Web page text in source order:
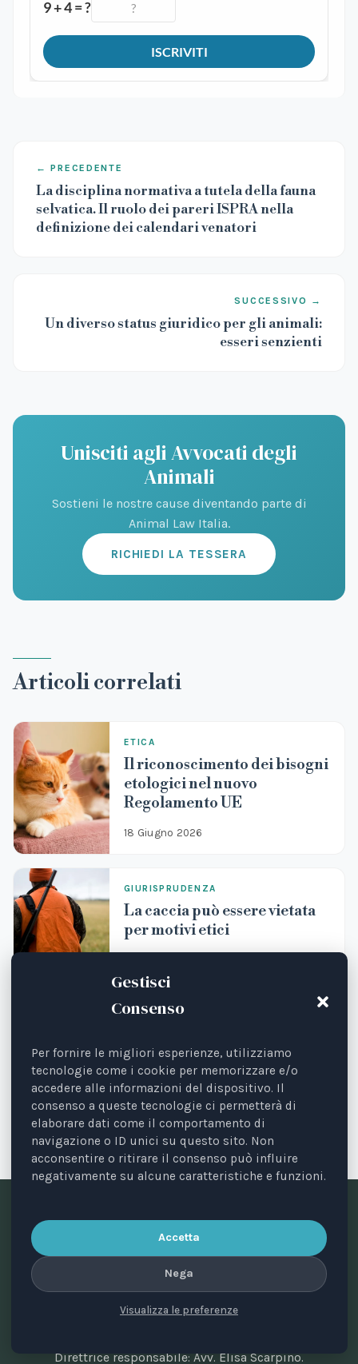
Gestisci
Consenso
Per fornire le migliori esperienze, utilizziamo
tecnologie come i cookie per memorizzare e/o
accedere alle informazioni del dispositivo. Il
consenso a queste tecnologie ci permetterà di
elaborare dati come il comportamento di
navigazione o ID unici su questo sito. Non
acconsentire o ritirare il consenso può influire
negativamente su alcune caratteristiche e funzioni.
Accetta
Nega
Visualizza le preferenze
← PRECEDENTE
La disciplina normativa a tutela della fauna
selvatica. Il ruolo dei pareri ISPRA nella
definizione dei calendari venatori
SUCCESSIVO →
Un diverso status giuridico per gli animali:
esseri senzienti
Unisciti agli Avvocati degli
Animali
Sostieni le nostre cause diventando parte di
Animal Law Italia.
RICHIEDI LA TESSERA
Articoli correlati
ETICA
Il riconoscimento dei bisogni
etologici nel nuovo
Regolamento UE
18 Giugno 2026
GIURISPRUDENZA
La caccia può essere vietata
per motivi etici
DIRITTI
delfinari è già iniziata, la
transizione dalla cattività no
3 Giugno 2026
Testata periodica registrata presso il Tribunale di Bari
Direttrice responsabile: Avv. Elisa Scarpino.